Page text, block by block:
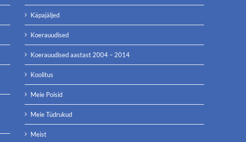
Käpajäljed
Koerauudised
Koerauudised aastast 2004 – 2014
Koolitus
Meie Poisid
Meie Tüdrukud
Meist